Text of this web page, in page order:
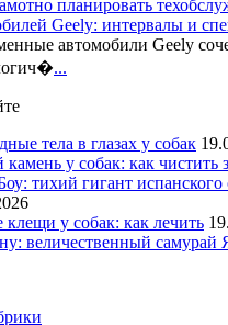
планировать
Geely: интервалы и
автомобили Geely
...
тела в глазах у собак
камень у собак: как чистить
тихий гигант
у собак: как лечить
величественный самурай